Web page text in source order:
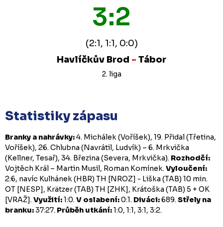
3:2
(2:1, 1:1, 0:0)
Havlíčkův Brod - Tábor
2. liga
Statistiky zápasu
Branky a nahrávky:4. Michálek (Voříšek), 19. Přidal (Třetina,
Voříšek), 26. Chlubna (Navrátil, Ludvík) – 6. Mrkvička
(Kellner, Tesař), 34. Březina (Severa, Mrkvička). Rozhodčí:
Vojtěch Král – Martin Musil, Roman Komínek.Vyloučení:
2:6, navíc Kulhánek (HBR) TH [NROZ] - Liška (TAB) 10 min.
OT [NESP], Krätzer (TAB) TH [ZHK], Krátoška (TAB) 5 + OK
[VRAŽ].Využití:1:0.V oslabení:0:1. Diváci:689.Střely na
branku:37:27. Průběh utkání:1:0, 1:1, 3:1, 3:2.